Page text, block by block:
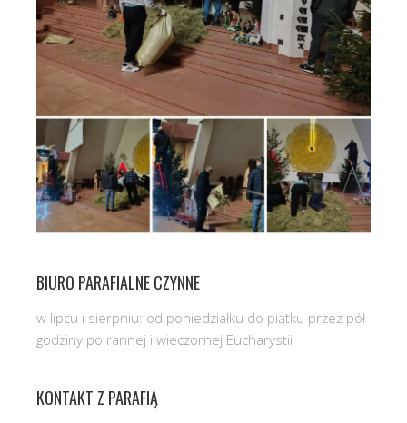
BIURO PARAFIALNE CZYNNE
w lipcu i sierpniu: od poniedziałku do piątku przez pół
godziny po rannej i wieczornej Eucharystii
KONTAKT Z PARAFIĄ